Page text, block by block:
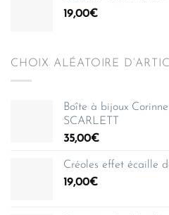
19,00€
CHOIX ALÉATOIRE
Boîte à bijoux
SCARLETT
35,00€
Créoles effet écaille
19,00€